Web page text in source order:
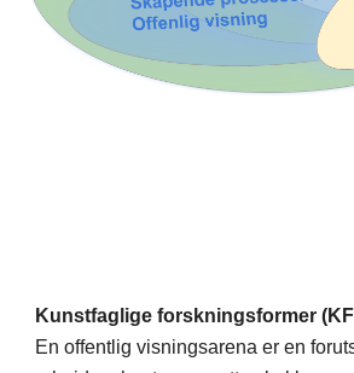
Kunstfaglige forskningsformer
En offentlig visningsarena er en